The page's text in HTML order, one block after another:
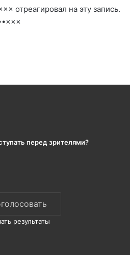
отреагировал на эту запись.
перед зрителями?
результаты